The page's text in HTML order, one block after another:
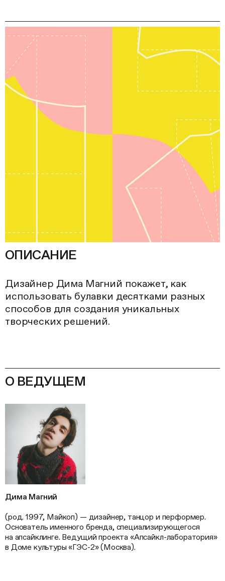
ОПИСАНИЕ
Дизайнер Дима Магний покажет, как
использовать булавки десятками разных
способов для создания уникальных
творческих решений.
О ВЕДУЩЕМ
Дима Магний
(род. 1997, Майкоп) — дизайнер, танцор и перформер.
Основатель именного бренда, специализирующегося
на апсайклинге. Ведущий проекта «Апсайкл-лаборатория»
в Доме культуры «ГЭС-2» (Москва).